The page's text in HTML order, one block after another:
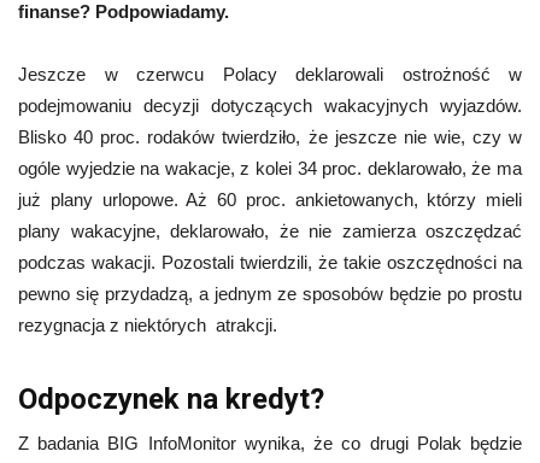
finanse? Podpowiadamy.
Jeszcze w czerwcu Polacy deklarowali ostrożność w
podejmowaniu decyzji dotyczących wakacyjnych wyjazdów.
Blisko 40 proc. rodaków twierdziło, że jeszcze nie wie, czy w
ogóle wyjedzie na wakacje, z kolei 34 proc. deklarowało, że ma
już plany urlopowe. Aż 60 proc. ankietowanych, którzy mieli
plany wakacyjne, deklarowało, że nie zamierza oszczędzać
podczas wakacji. Pozostali twierdzili, że takie oszczędności na
pewno się przydadzą, a jednym ze sposobów będzie po prostu
rezygnacja z niektórych atrakcji.
Odpoczynek na kredyt?
Z badania BIG InfoMonitor wynika, że co drugi Polak będzie